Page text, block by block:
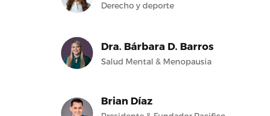
Derecho y deporte
Dra. Bárbara D. Barros
Salud Mental & Menopausia
Brian Díaz